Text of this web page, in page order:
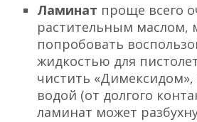
Ламинат проще всего
растительным маслом,
попробовать
жидкостью для
чистить
водой (от долгого
ламинат может